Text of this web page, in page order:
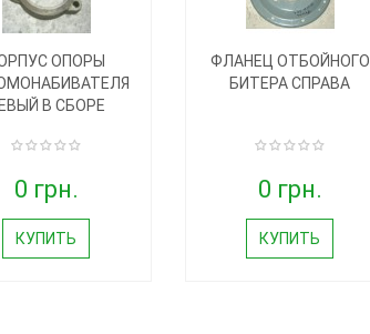
ОПОРЫ
В СБОРЕ
0 грн.
КУПИТЬ
ФЛАНЕЦ ОТБОЙНОГО
БИТЕРА СПРАВА
0 грн.
КУПИТЬ